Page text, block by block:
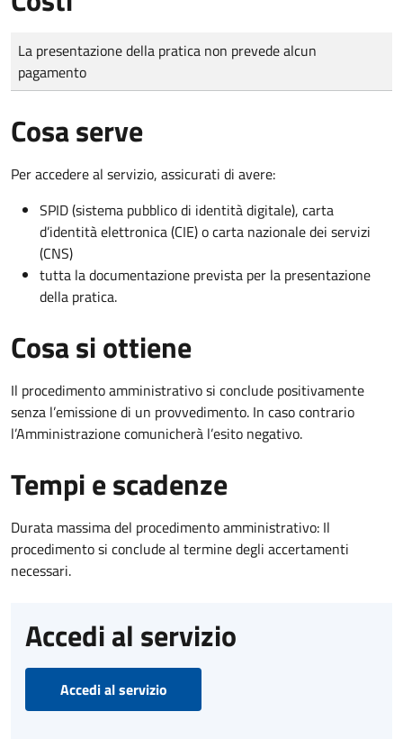
Tipo di pagamento
Importo
La presentazione della pratica non prevede alcun
pagamento
Cosa serve
Per accedere al servizio, assicurati di avere:
SPID (sistema pubblico di identità digitale), carta
d’identità elettronica (CIE) o carta nazionale dei servizi
(CNS)
tutta la documentazione prevista per la presentazione
della pratica.
Cosa si ottiene
Il procedimento amministrativo si conclude positivamente
senza l’emissione di un provvedimento. In caso contrario
l’Amministrazione comunicherà l’esito negativo.
Tempi e scadenze
Durata massima del procedimento amministrativo: Il
procedimento si conclude al termine degli accertamenti
necessari.
Accedi al servizio
Accedi al servizio